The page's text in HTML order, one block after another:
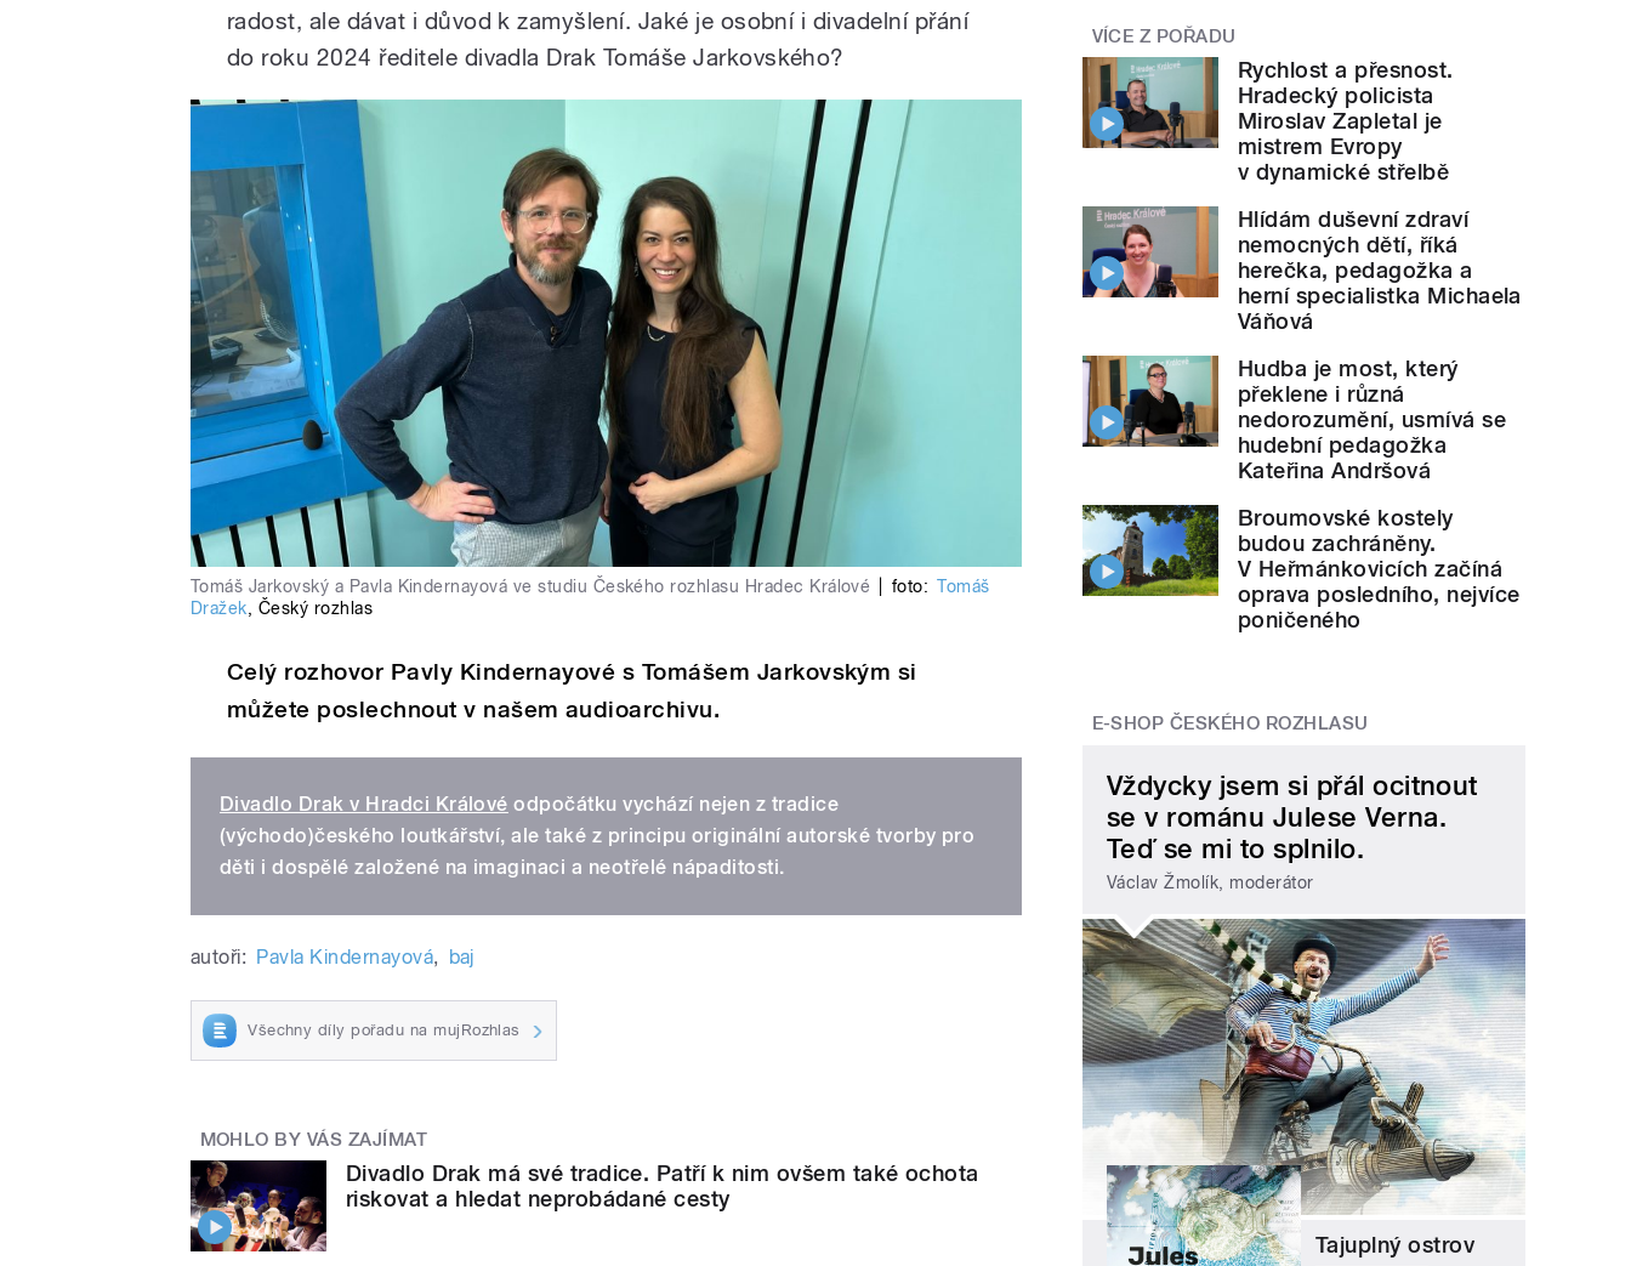
radost, ale dávat i důvod k zamyšlení. Jaké je osobní i divadelní přání
do roku 2024 ředitele divadla Drak Tomáše Jarkovského?
Tomáš Jarkovský a Pavla Kindernayová ve studiu Českého rozhlasu Hradec Králové foto: Tomáš
Dražek, Český rozhlas
Celý rozhovor Pavly Kindernayové s Tomášem Jarkovským si
můžete poslechnout v našem audioarchivu.
Divadlo Drak v Hradci Králové odpočátku vychází nejen z tradice
(východo)českého loutkářství, ale také z principu originální autorské tvorby pro
děti i dospělé založené na imaginaci a neotřelé nápaditosti.
autoři: Pavla Kindernayová, baj
Všechny díly pořadu na mujRozhlas
MOHLO BY VÁS ZAJÍMAT
Divadlo Drak má své tradice. Patří k nim ovšem také ochota
riskovat a hledat neprobádané cesty
VÍCE Z POŘADU
Rychlost a přesnost.
Hradecký policista
Miroslav Zapletal je
mistrem Evropy
v dynamické střelbě
Hlídám duševní zdraví
nemocných dětí, říká
herečka, pedagožka a
herní specialistka Michaela
Váňová
Hudba je most, který
překlene i různá
nedorozumění, usmívá se
hudební pedagožka
Kateřina Andršová
Broumovské kostely
budou zachráněny.
V Heřmánkovicích začíná
oprava posledního, nejvíce
poničeného
E-SHOP ČESKÉHO ROZHLASU
Vždycky jsem si přál ocitnout
se v románu Julese Verna.
Teď se mi to splnilo.
Václav Žmolík, moderátor
Tajuplný ostrov